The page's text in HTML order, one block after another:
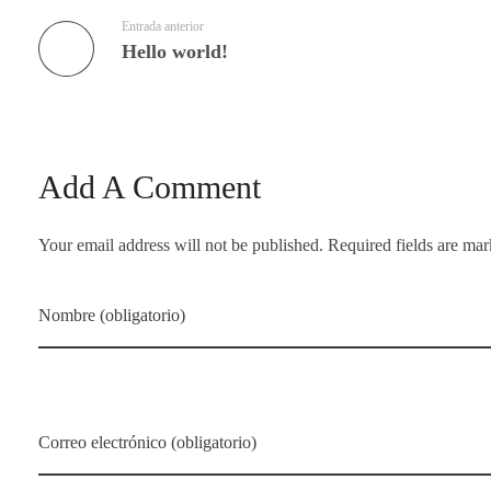
Entrada anterior
Hello world!
Add A Comment
Your email address will not be published. Required fields are
Nombre (obligatorio)
Correo electrónico (obligatorio)